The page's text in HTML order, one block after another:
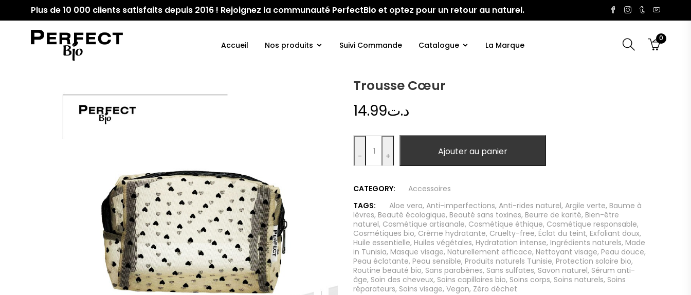
Plus de 10 000 clients satisfaits depuis 2016 ! Rejoignez la communauté PerfectBio et optez pour un retour au naturel.
Accueil Nos produits Suivi Commande Catalogue La Marque
0
Trousse Cœur
د.ت14.99
-
+ Ajouter au panier
CATEGORY:
Accessoires
TAGS:
Aloe vera, Anti-imperfections, Anti-rides naturel, Argile verte, Baume à
lèvres, Beauté écologique, Beauté sans toxines, Beurre de karité, Bien-être
naturel, Cosmétique artisanale, Cosmétique éthique, Cosmétique responsable,
Cosmétiques bio, Crème hydratante, Cruelty-free, Éclat du teint, Exfoliant doux,
Huile essentielle, Huiles végétales, Hydratation intense, Ingrédients naturels, Made
in Tunisia, Masque visage, Naturellement efficace, Nettoyant visage, Peau douce,
Peau éclatante, Peau sensible, Produits naturels Tunisie, Protection solaire bio,
Routine beauté bio, Sans parabènes, Sans sulfates, Savon naturel, Sérum anti-
âge, Soin des cheveux, Soins capillaires bio, Soins corps, Soins naturels, Soins
réparateurs, Soins visage, Vegan, Zéro déchet